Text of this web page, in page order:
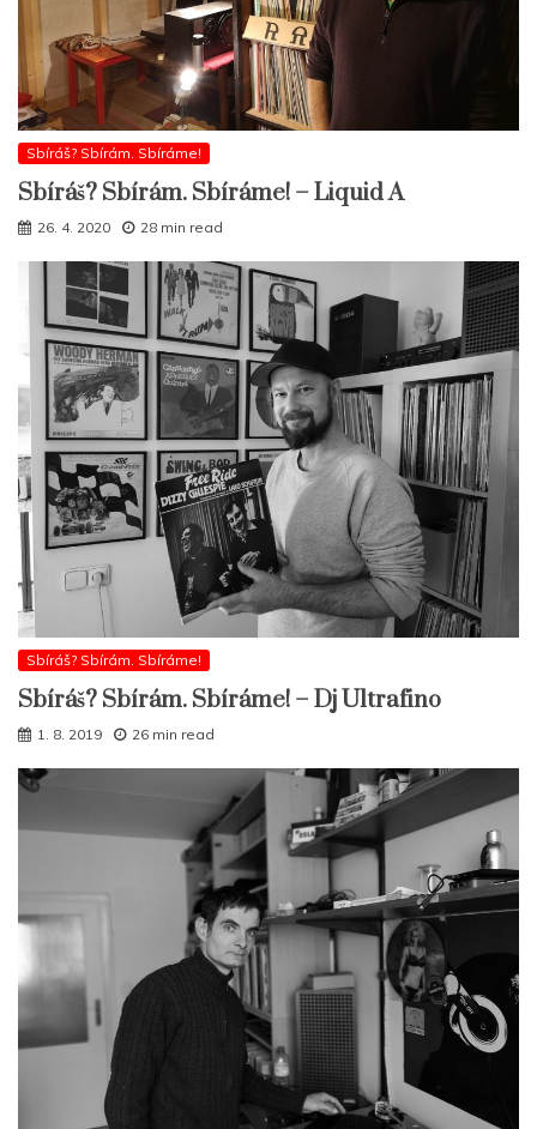
Sbíráš? Sbírám. Sbíráme!
Sbíráš? Sbírám. Sbíráme! – Liquid A
26. 4. 2020 28 min read
Sbíráš? Sbírám. Sbíráme!
Sbíráš? Sbírám. Sbíráme! – Dj Ultrafino
1. 8. 2019 26 min read